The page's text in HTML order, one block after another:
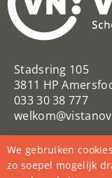
Stadsring 105
3811 HP
033 30 38 777
We gebruiken
zo soepel mogelijk